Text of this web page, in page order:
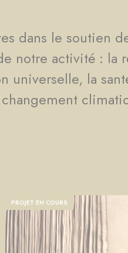
dans le soutien
notre activité : la
universelle, la
PROJET EN COURS